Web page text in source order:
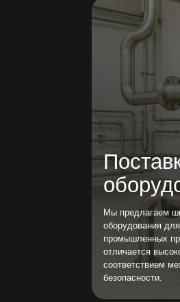
Поставка
Мы предлагаем
оборудования для
промышленных
отличается высокой
соответствием
безопасности.